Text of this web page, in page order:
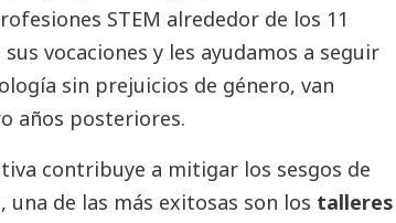
STEM alrededor de los 11
vocaciones y les ayudamos a seguir
sin prejuicios de género, van
años posteriores.
contribuye a mitigar los sesgos de
de las más exitosas son los talleres